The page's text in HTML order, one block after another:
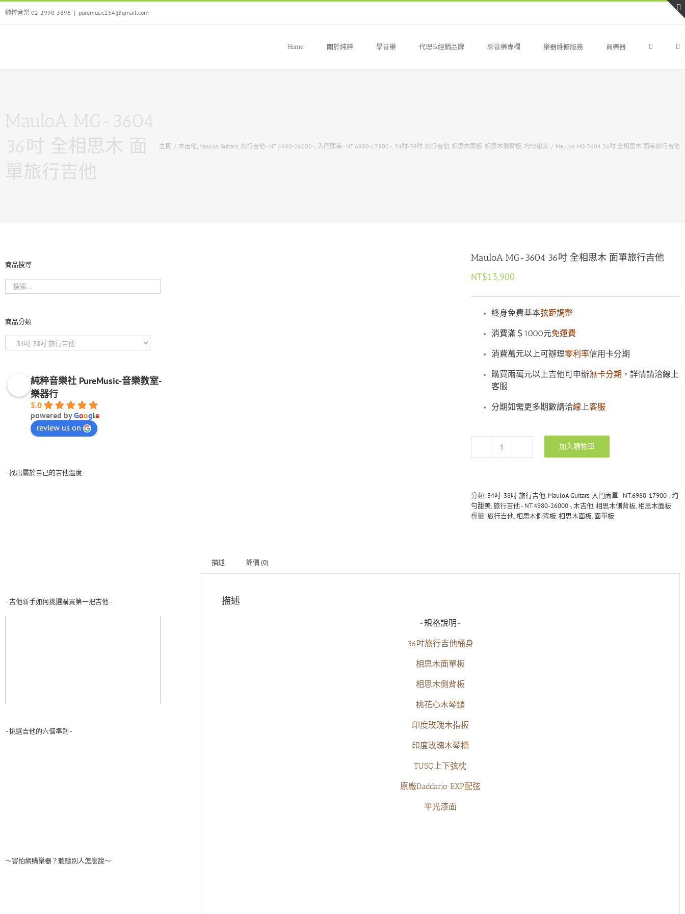
Skip
content
純粹音樂 02-2990-3896 | puremusic254@gmail.com
Home 關於純粹 學音樂 代理&經銷品牌 聊音樂專欄 樂器維修服務 買樂器
MauloA MG-3604
36吋 全相思木 面
單旅行吉他
主頁 / 木吉他, MauloA Guitars, 旅行吉他 - NT.4980-26000 -, 入門面單 - NT.6980-17900 -, 34吋-38吋 旅行吉他, 相思木面板, 相思木側背板, 均勻甜美 / MauloA MG-3604 36吋 全相思木 面單旅行吉他
MauloA MG-3604 36吋 全相思木 面單旅行吉他
NT$13,900
終身免費基本弦距調整
消費滿＄1000元免運費
消費萬元以上可辦理零利率信用卡分期
購買兩萬元以上吉他可申辦無卡分期 ，詳情請洽線上
客服
分期如需更多期數請洽線上客服
MauloA
吋
全
相
行
加入購物車
分類: 34吋-38吋 旅行吉他, MauloA Guitars, 入門面單 - NT.6980-17900 -,均
勻甜美,旅行吉他 - NT.4980-26000 -,木吉他,相思木側背板,相思木面板
標籤:旅行吉他,相思木側背板,相思木面板,面單板
描述 評價 (0)
描述
-規格說明-
36吋旅行吉他桶身
相思木面單板
相思木側背板
桃花心木琴頸
印度玫瑰木指板
印度玫瑰木琴橋
TUSQ上下弦枕
原廠Daddario EXP配弦
平光漆面
商品搜尋
商品分類
純粹音樂社 PureMusic-音樂教室-
樂器行
5.0
powered byGoogle
review us on
-找出屬於自己的吉他溫度-
-吉他新手如何挑選購買第一把吉他-
-挑選吉他的六個準則-
～害怕網購樂器？聽聽別人怎麼說～